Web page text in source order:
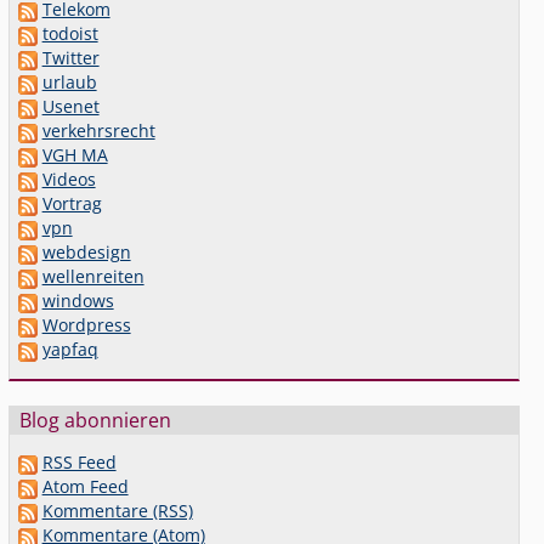
Telekom
todoist
Twitter
urlaub
Usenet
verkehrsrecht
VGH MA
Videos
Vortrag
vpn
webdesign
wellenreiten
windows
Wordpress
yapfaq
Blog abonnieren
RSS Feed
Atom Feed
Kommentare (RSS)
Kommentare (Atom)